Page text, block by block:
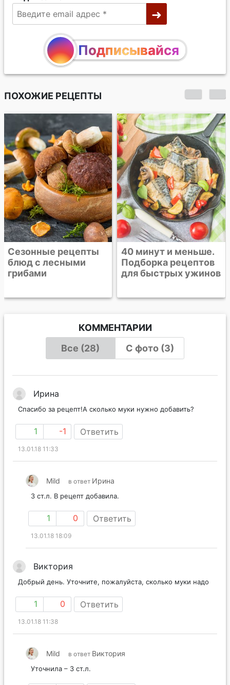
Подписывайся
ПОХОЖИЕ РЕЦЕПТЫ
Сезонные рецепты
блюд с лесными
грибами
40 минут и меньше.
Подборка рецептов
для быстрых ужинов
КОММЕНТАРИИ
Все (28)
С фото (3)
Ирина
Спасибо за рецепт!А сколько муки нужно добавить?
1 -1 Ответить
13.01.18 11:33
Mild в ответ Ирина
3 ст.л. В рецепт добавила.
1 0 Ответить
13.01.18 18:09
Виктория
Добрый день. Уточните, пожалуйста, сколько муки надо
1 0 Ответить
13.01.18 11:38
Mild в ответ Виктория
Уточнила – 3 ст.л.